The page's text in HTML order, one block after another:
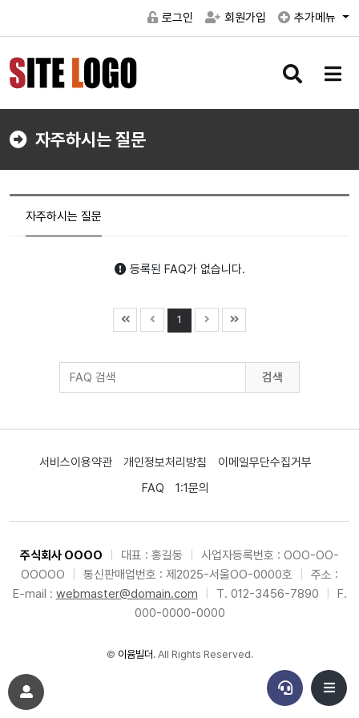
로그인 회원가입 추가메뉴
검
버
메
버
자주하시는 질문
자주하시는 질문
등록된 FAQ가 없습니다.
1
검색
서비스이용약관 개인정보처리방침
이메일무단수집거부
FAQ
1:1문의
주식회사 OOOO 대표 : 홍길동
사업자등록번호 : OOO-OO-
OOOOO
통신판매업번호 : 제2025-서울OO-0000호
주소 :
E-mail : webmaster@domain.com T. 012-3456-7890
F.
000-0000-0000
© 이윰빌더 . All Rights Reserved.